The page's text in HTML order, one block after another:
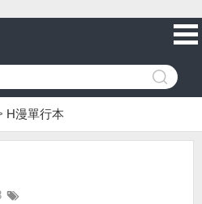
H漫單行本